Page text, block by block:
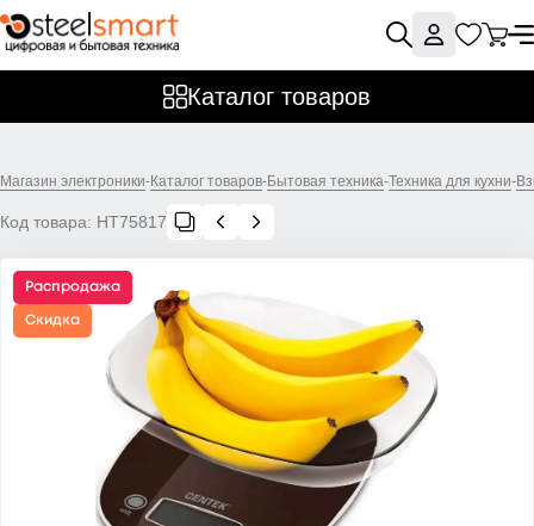
Каталог товаров
Магазин электроники-Каталог товаров-Бытовая техника-Техника для кухни-
Код товара: НТ75817
Распродажа
Скидка